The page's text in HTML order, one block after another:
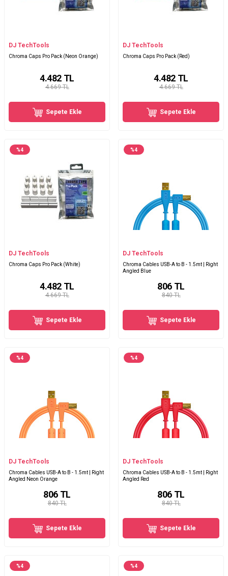
DJ TechTools
Chroma Caps Pro Pack (Neon Orange)
4.669 TL
4.482 TL
Sepete Ekle
DJ TechTools
Chroma Caps Pro Pack (Red)
4.669 TL
4.482 TL
Sepete Ekle
%4
DJ TechTools
Chroma Caps Pro Pack (White)
4.669 TL
4.482 TL
Sepete Ekle
%4
DJ TechTools
Chroma Cables USB-A to B - 1.5mt | Right
Angled Blue
840 TL
806 TL
Sepete Ekle
%4
DJ TechTools
Chroma Cables USB-A to B - 1.5mt | Right
Angled Neon Orange
840 TL
806 TL
Sepete Ekle
%4
DJ TechTools
Chroma Cables USB-A to B - 1.5mt | Right
Angled Red
840 TL
806 TL
Sepete Ekle
%4 %4